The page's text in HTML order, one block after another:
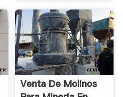
Venta De Molinos